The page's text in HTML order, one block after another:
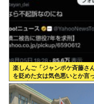
楽しんご「ジャンポケ斉藤さ
を貶めた女は気色悪いとか言
てる癖にフェラするとか口だ
は素直なんだな！週刊誌から金
もらってるだろ」